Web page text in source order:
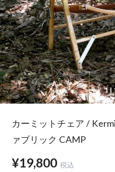
1|
カーミットチェア /
ァブリック CAMP
¥19,800 税込